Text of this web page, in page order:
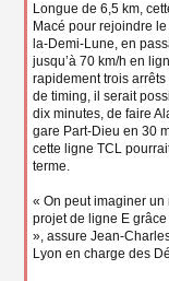
Longue de 6,5 km,
Macé pour rejoindre
la-Demi-Lune, en
jusqu’à 70 km/h en
rapidement trois arrêts
de timing, il serait
dix minutes, de faire
gare Part-Dieu en 30
cette ligne TCL
terme.
« On peut imaginer un
projet de ligne E
», assure Jean-
Lyon en charge des